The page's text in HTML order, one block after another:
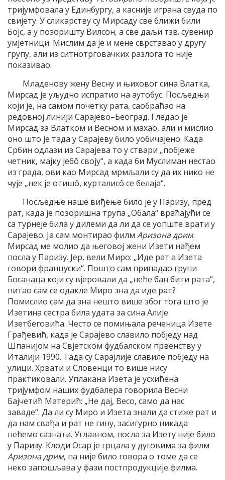
тријумфовала у Единбургу, а касније играна свуда по
свијету. У сликарству су Мирсаду све ближи били
Бојс, а у позоришту Вилсон, а све даљи тзв. сувенир
умјетници. Мислим да је и мене сврставао у другу
групу, али из ситнотрговачких разлога то није
показивао.
Младенову жену Весну и њиховог сина Влатка,
Мирсад је уљудно испратио на аутобус. Посљедњи
који је, на самом почетку рата, саобраћао на
редовној линији Сарајево–Београд. Гледао је
Мирсад за Влатком и Весном и махао, али и мислио
оно што је тада у Сарајеву било уобичајено. Када
Србин одлази из Сарајева то у ствари „побјеже
четник, мајку јебô своју“, а када би Муслиман нестао
из града, ови као Мирсад мрмљали су да их нико не
чује „нек је отишô, курталисô се белаја“.
Посљедње наше виђење било је у Паризу, пред
рат, када је позоришна трупа „Обала“ враћајући се
са турнеје била у дилеми да ли да се уопште врати у
Сарајево. Ја сам монтирао филм Аризона дрим.
Мирсад ме молио да његовој жени Изети нађем
посла у Паризу. Јер, вели Миро: „Иде рат а Изета
говори француски“. Пошто сам припадао групи
Босанаца који су вјеровали да „неће бан бити рата“,
питао сам се одакле Миро зна да иде рат?
Помислио сам да зна нешто више због тога што је
Изетина сестра била удата за сина Алије
Изетбеговића. Често се помињала реченица Изете
Грађевић, када је Сарајево славило побједу над
Шпанијом на Свјетском фудбалском првенству у
Италији 1990. Тада су Сарајлије славиле побједу на
улици. Хрвати и Словенци то више нису
практиковали. Уплакана Изета је усхићена
тријумфом наших фудбалера говорила Весни
Бајчетић Матерић: „Не дај, Весо, само да нас
заваде“. Да ли су Миро и Изета знали да стиже рат и
да нам свађа и рат не гину, засигурно никада
нећемо сазнати. Углавном, посла за Изету није било
у Паризу. Клоди Осар је грцала у дуговима за филм
Аризона дрим, па није било говора о томе да се
неко запошљава у фази постпродукције филма.